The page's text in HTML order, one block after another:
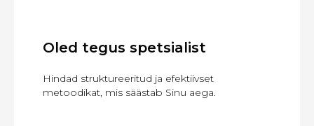
Oled tegus spetsialist
Hindad struktureeritud ja efektiivset
metoodikat, mis säästab Sinu aega.